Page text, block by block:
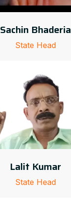
Sachin Bhaderia
State Head
Lalit Kumar
State Head